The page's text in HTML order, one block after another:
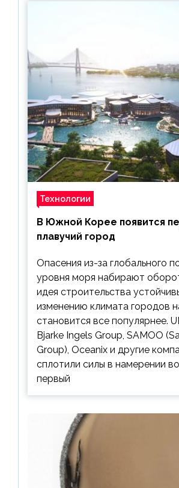
Технологии
В Южной Корее появится
плавучий город
Опасения из-за глобального
уровня моря набирают
идея строительства
изменению климата городов
становится все популярнее.
Bjarke Ingels Group, SAMOO
Group), Oceanix и другие
сплотили силы в намерении
первый